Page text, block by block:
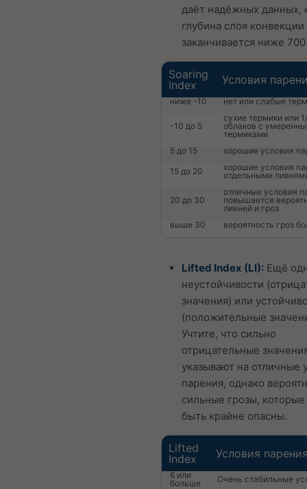
даёт надёжных данных,
глубина слоя конвекции
заканчивается ниже
Soaring
Index
Условия
ниже -10 нет или слабые
-10 до 5
сухие термики или
облаков с
термиками
5 до 15
хорошие условия
15 до 20
хорошие условия
отдельными
20 до 30
отличные условия
повышается
ливней и гроз
выше 30
вероятность гроз
Lifted Index (LI): Ещё
неустойчивости
значения) или
(положительные
Учтите, что сильно
отрицательные
указывают на отличные
парения, однако
сильные грозы,
быть крайне опасны.
Lifted
Index
Условия
6 или
больше
Очень стабильные